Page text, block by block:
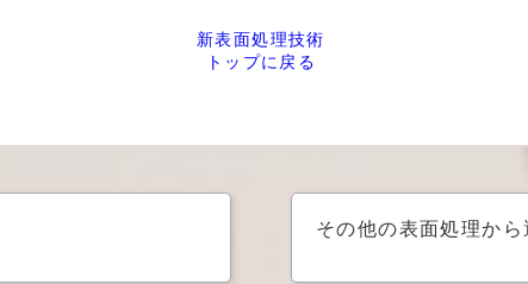
新表面処理技術
トップに戻る
その他の表面処理から